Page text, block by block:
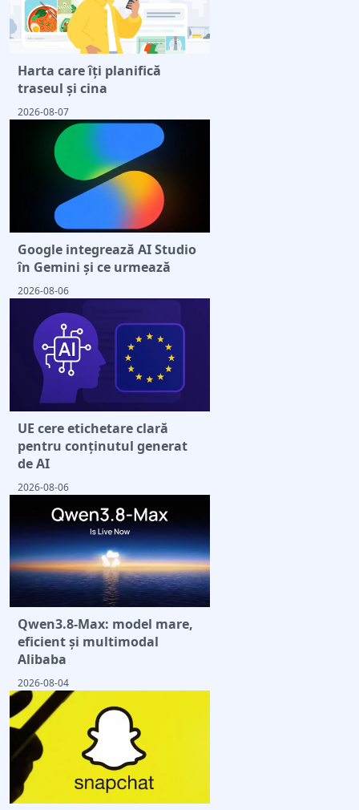
Harta care îți planifică
traseul și cina
2026-08-07
Google integrează AI Studio
în Gemini și ce urmează
2026-08-06
UE cere etichetare clară
pentru conținutul generat
de AI
2026-08-06
Qwen3.8-Max: model mare,
eficient și multimodal
Alibaba
2026-08-04